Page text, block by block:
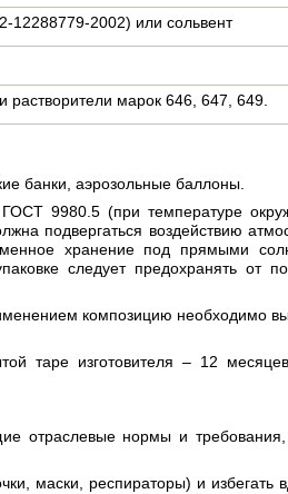
2002) или сольвент
растворители марок 646, 647, 649.
банки, аэрозольные баллоны.
ГОСТ 9980.5 (при температуре
подвергаться воздействию
хранение под прямыми
следует предохранять от
композицию необходимо
таре изготовителя – 12
отраслевые нормы и
маски, респираторы) и избегать